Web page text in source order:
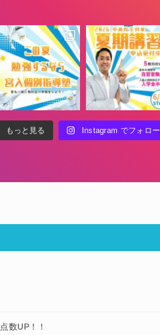
もっと見る Instagram でフォロー
数UP！！